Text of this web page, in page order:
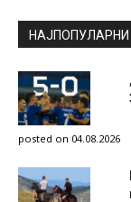
posted on 04.08.2026